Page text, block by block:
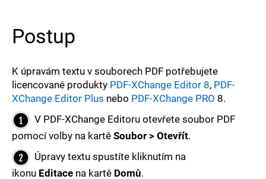
Postup
K úpravám textu v souborech PDF potřebujete
licencované produkty PDF-XChange Editor 8, PDF-
XChange Editor Plus nebo PDF-XChange PRO 8.
V PDF-XChange Editoru otevřete soubor PDF
pomocí volby na kartě Soubor > Otevřít.
Úpravy textu spustíte kliknutím na
ikonu Editace na kartě Domů.
a
j
í
t
?